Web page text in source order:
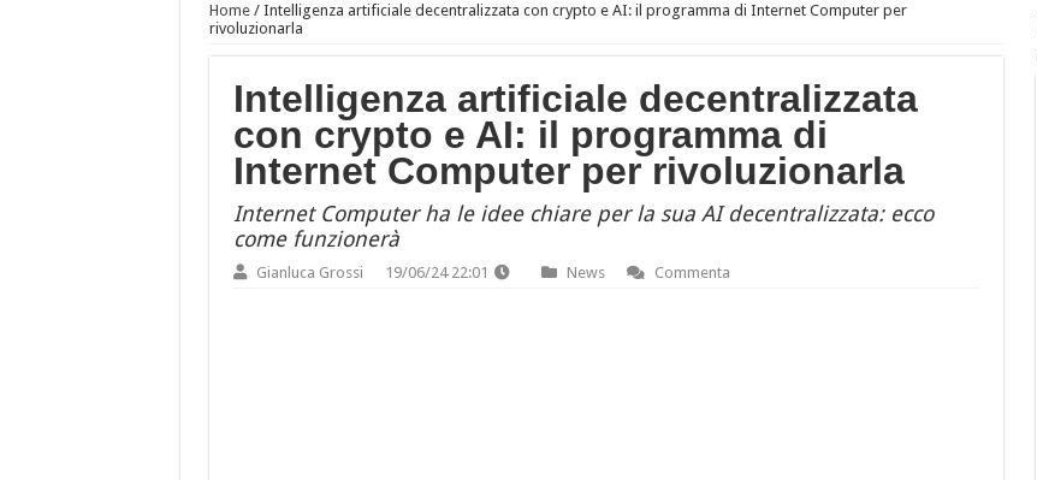
Home/ Intelligenza artificiale decentralizzata con crypto e AI: il programma di Internet Computer per
rivoluzionarla
Intelligenza artificiale decentralizzata
con crypto e AI: il programma di
Internet Computer per rivoluzionarla
Internet Computer ha le idee chiare per la sua AI decentralizzata: ecco
come funzionerà
Gianluca Grossi 19/06/24 22:01 News Commenta